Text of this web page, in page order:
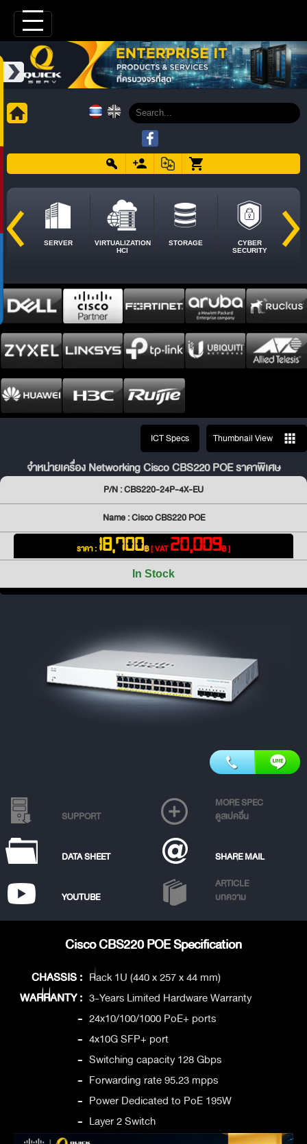
SERVER
VIRTUALIZATION
HCI
STORAGE
CYBER
SECURITY
ICT Specs Thumbnail View
จำหน่ายเครื่อง Networking Cisco CBS220 POE ราคาพิเศษ
P/N : CBS220-24P-4X-EU
Name : Cisco CBS220 POE
ราคา : 18,700฿[ VAT20,009฿ ]
In Stock
SUPPORT
MORE SPEC
ดูสเปคอื่น
DATA SHEET SHARE MAIL
YOUTUBE
ARTICLE
บทความ
Cisco CBS220 POE Specification
CHASSIS : Rack 1U (440 x 257 x 44 mm)
WARRANTY : 3-Years Limited Hardware Warranty
- 24x10/100/1000 PoE+ ports
- 4x10G SFP+ port
- Switching capacity 128 Gbps
- Forwarding rate 95.23 mpps
- Power Dedicated to PoE 195W
- Layer 2 Switch